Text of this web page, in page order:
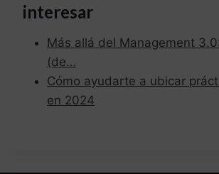
interesar
Más allá del Management
(de…
Cómo ayudarte a ubicar
en 2024